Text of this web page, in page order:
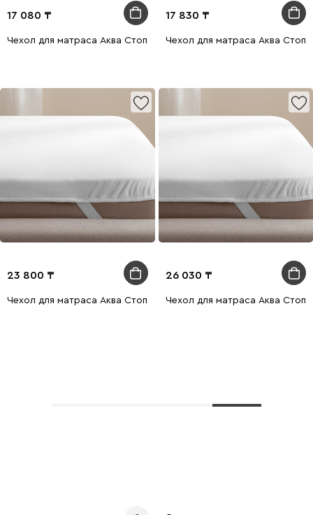
17 080
Чехол для матраса Аква Стоп Плюш 80x200
17 830
Чехол для матраса Аква
23 800
Чехол для матраса Аква Стоп Плюш 140x200
26 030
Чехол для матраса Аква Стоп